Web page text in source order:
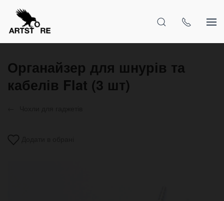
Органайзер для шнурів та
кабелів Flat (3 шт)